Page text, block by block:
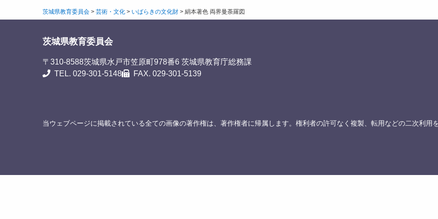
茨城県教育委員会 > 芸術・文化 > いばらきの文化財 > 絹本著色 両界曼荼羅図
茨城県教育委員会
〒310-8588茨城県水戸市笠原町978番6 茨城県教育庁総務課
TEL. 029-301-5148
FAX. 029-301-5139
当ウェブページに掲載されている全ての画像の著作権は、著作権者に帰属します。権利者の許可なく複製、転用などの二次利用